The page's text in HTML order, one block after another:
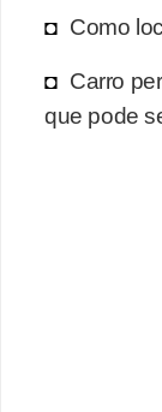
Como
Carro
que pode
r
D